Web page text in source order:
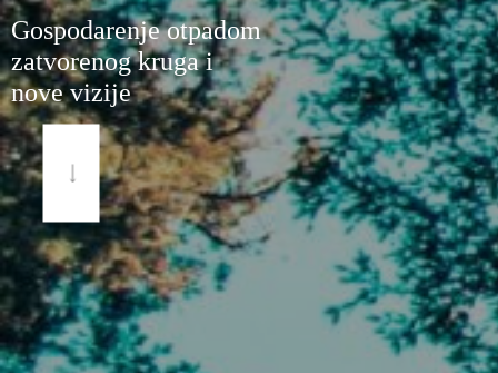
Gospodarenje otpadom
zatvorenog kruga i
nove vizije